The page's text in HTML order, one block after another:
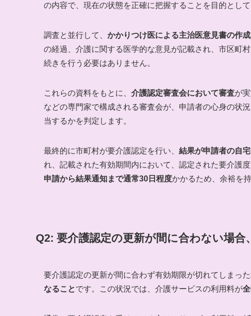
の内容で、現在の状態を正確に把握することを目的として
調査と並行して、 かかりつけ医による主治医意見書の作成
の経過、介護に関する医学的な意見が記載され、市区町
続きを行う必要はありません。
これらの資料をもとに、 介護認定審査会において審査が
などの専門家で構成される審査会が、申請者の心身の状
当するかを判定します。
最終的に市町村が要介護認定を行い、 結果が申請者の自
れ、記載された有効期間内において、認定された要介護
申請から結果通知まで通常30日程度かかるため、余裕を
Q2: 要介護認定の更新が間に合わない場
要介護認定の更新が間に合わず有効期限が切れてしまった
なることです。この状況では、介護サービスの利用料が